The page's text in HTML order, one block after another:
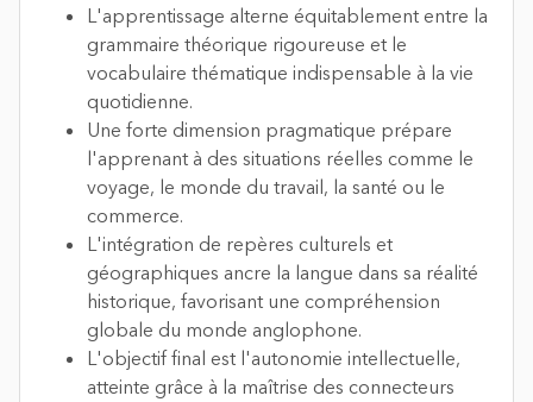
L'apprentissage alterne équitablement entre la
grammaire théorique rigoureuse et le
vocabulaire thématique indispensable à la vie
quotidienne.
Une forte dimension pragmatique prépare
l'apprenant à des situations réelles comme le
voyage, le monde du travail, la santé ou le
commerce.
L'intégration de repères culturels et
géographiques ancre la langue dans sa réalité
historique, favorisant une compréhension
globale du monde anglophone.
L'objectif final est l'autonomie intellectuelle,
atteinte grâce à la maîtrise des connecteurs